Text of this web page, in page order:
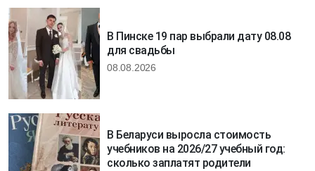
В Пинске 19 пар выбрали дату 08.08
для свадьбы
08.08.2026
В Беларуси выросла стоимость
учебников на 2026/27 учебный год:
сколько заплатят родители